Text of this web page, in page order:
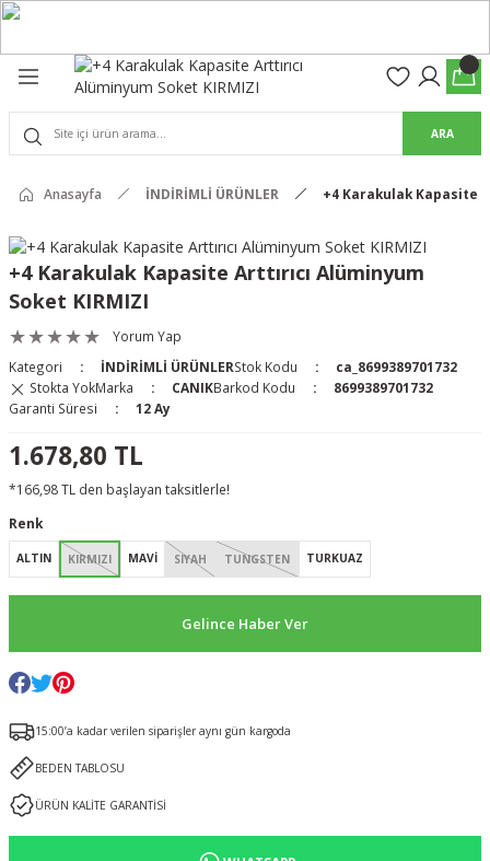
Pro Pantolon
Pantolon
& Kalkanlar
Kılıfları
ARA
Anasayfa İNDİRİMLİ ÜRÜNLER +4 Karakulak Kapasite
+4 Karakulak Kapasite Arttırıcı Alüminyum
Soket KIRMIZI
Yorum Yap
Kategori
İNDİRİMLİ ÜRÜNLERStok Kodu
ca_8699389701732
Stokta YokMarka CANIKBarkod Kodu
8699389701732
Garanti Süresi
12 Ay
1.678,80 TL
*166,98 TL den başlayan taksitlerle!
Renk
ALTIN KIRMIZI MAVİ SIYAH TUNGSTEN TURKUAZ
Gelince Haber Ver
15:00’a kadar verilen siparişler aynı gün kargoda
BEDEN TABLOSU
ÜRÜN KALİTE GARANTİSİ